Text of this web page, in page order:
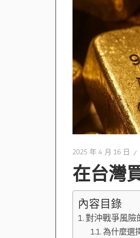
2025 年 4 月 16 日
在台灣
內容目錄
對沖戰爭風險
為什麼選